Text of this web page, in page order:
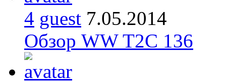
4 guest 7.05.2014
Обзор WW T2C 136